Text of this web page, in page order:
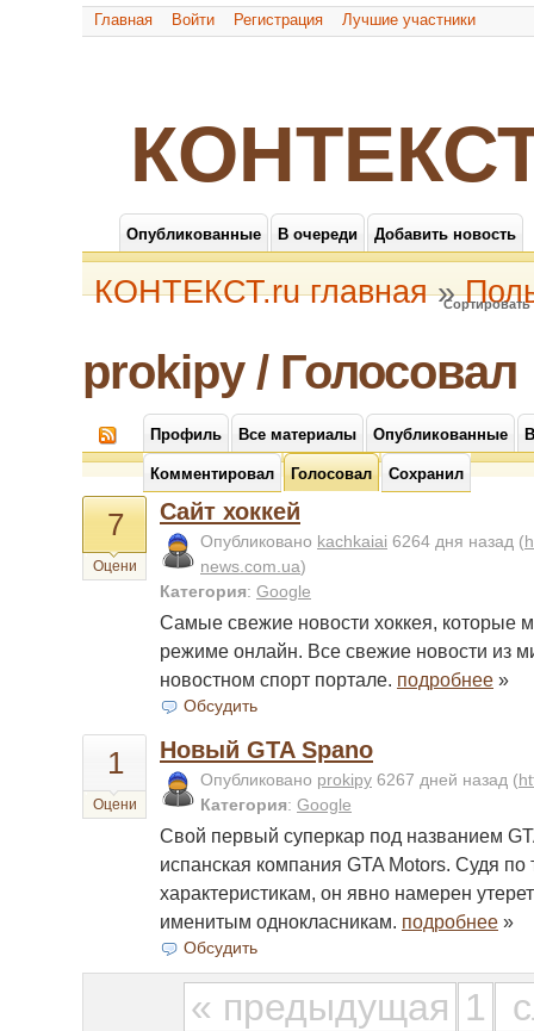
Главная Войти Регистрация Лучшие участники
Опубликованные В очереди Добавить новость
КОНТЕКСТ.ru главная»
prokipy / Голосовал
Профиль Все материалы Опубликованные
Комментировал Голосовал Сохранил
7
Оцени
Сайт хоккей
Опубликовано kachkaiai 6264 дня назад (
news.com.ua)
Категория: Google
Самые свежие новости хоккея, которые
режиме онлайн. Все свежие новости из
новостном спорт портале. подробнее »
Обсудить
1
Оцени
Новый GTA Spano
Опубликовано prokipy 6267 дней назад (
Категория: Google
Свой первый суперкар под названием
испанская компания GTA Motors. Судя по
характеристикам, он явно намерен
именитым однокласникам. подробнее »
Обсудить
« предыдущая 1